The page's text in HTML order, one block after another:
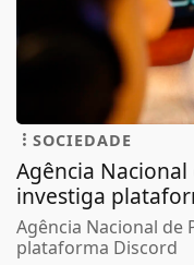
SOCIEDADE
Agência
investiga
Agência Nacional de
plataforma Discord